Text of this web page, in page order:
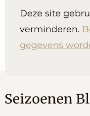
Deze site
verminderen.
gegevens